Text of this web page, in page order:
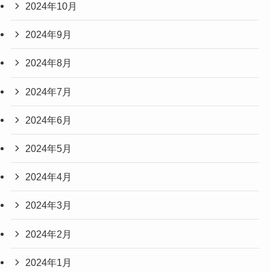
2024年10月
2024年9月
2024年8月
2024年7月
2024年6月
2024年5月
2024年4月
2024年3月
2024年2月
2024年1月